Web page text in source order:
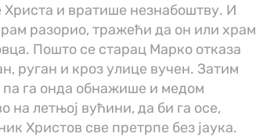
Христа и вратише незнабоштву. И
разорио, тражећи да он или храм
Пошто се старац Марко отказа
руган и кроз улице вучен. Затим
га онда обнажише и медом
на летњој вућини, да би га осе,
Христов све претрпе без јаука.